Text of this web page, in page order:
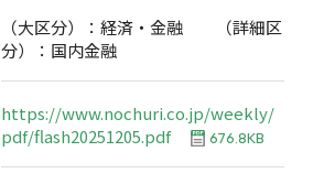
（大区分）：経済・金融 （詳細区
分）：国内金融
https://www.nochuri.co.jp/weekly/
pdf/flash20251205.pdf
676.8KB